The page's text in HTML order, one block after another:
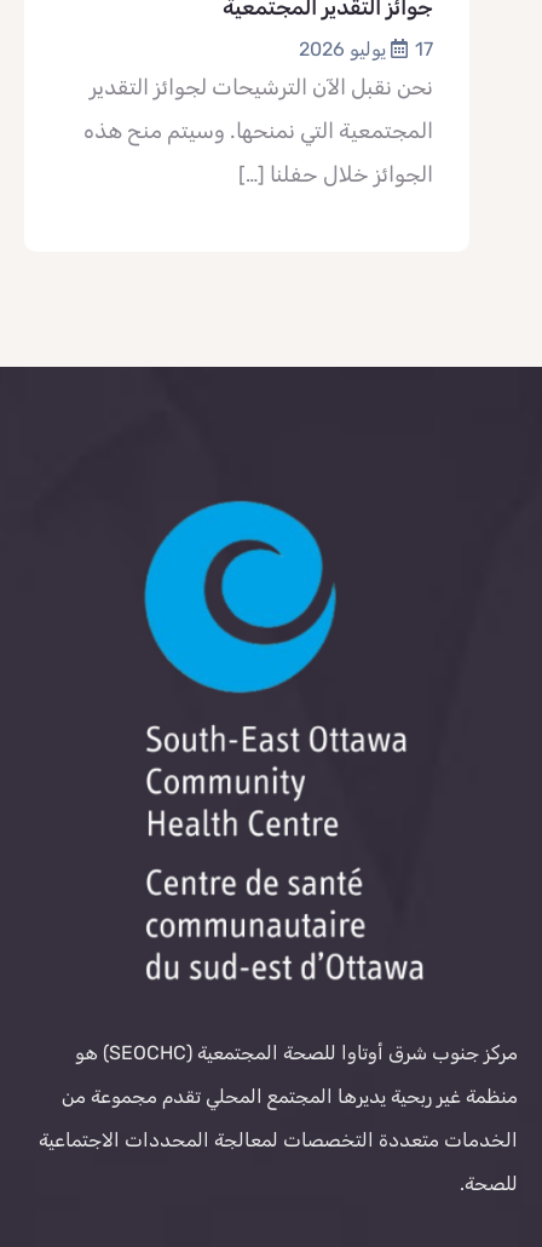
جوائز التقدير المجتمعية
17 يوليو 2026
نحن نقبل الآن الترشيحات لجوائز التقدير
المجتمعية التي نمنحها. وسيتم منح هذه
الجوائز خلال حفلنا […]
مركز جنوب شرق أوتاوا للصحة المجتمعية (SEOCHC) هو
منظمة غير ربحية يديرها المجتمع المحلي تقدم مجموعة من
الخدمات متعددة التخصصات لمعالجة المحددات الاجتماعية
للصحة.